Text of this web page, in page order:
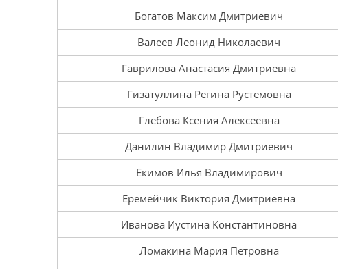
Богатов Максим Дмитриевич
Валеев Леонид Николаевич
Гаврилова Анастасия Дмитриевна
Гизатуллина Регина Рустемовна
Глебова Ксения Алексеевна
Данилин Владимир Дмитриевич
Екимов Илья Владимирович
Еремейчик Виктория Дмитриевна
Иванова Иустина Константиновна
Ломакина Мария Петровна